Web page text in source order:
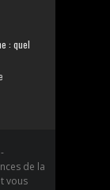
: quel
de la
vous